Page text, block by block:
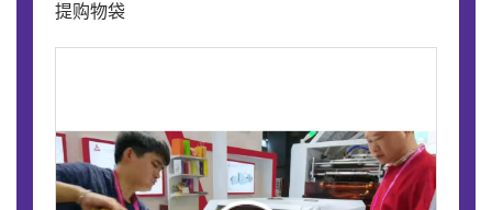
提购物袋